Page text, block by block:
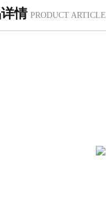
情 PRODUCT ARTICLE